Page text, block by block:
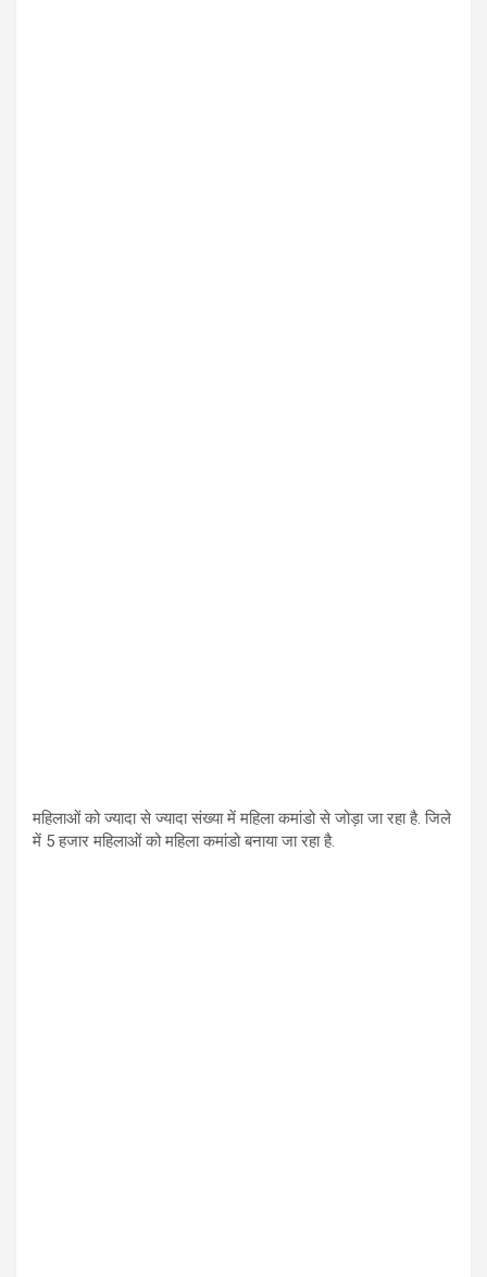
महिलाओं को ज्यादा से ज्यादा संख्या में महिला कमांडो से जोड़ा जा रहा है. जिले
में 5 हजार महिलाओं को महिला कमांडो बनाया जा रहा है.